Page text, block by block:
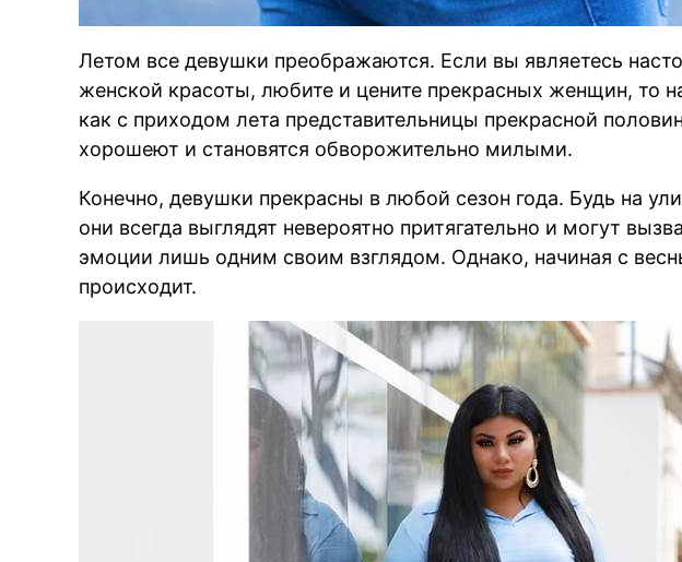
Летом все девушки преображаются. Если вы являетесь
женской красоты, любите и цените прекрасных женщин, то
как с приходом лета представительницы прекрасной
хорошеют и становятся обворожительно милыми.
Конечно, девушки прекрасны в любой сезон года. Будь на
они всегда выглядят невероятно притягательно и могут
эмоции лишь одним своим взглядом. Однако, начиная с
происходит.